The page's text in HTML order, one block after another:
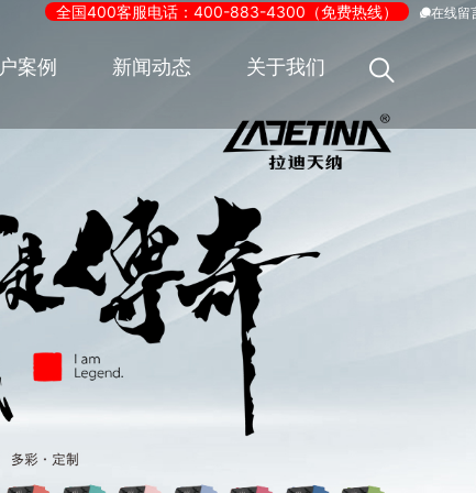
全国400客服电话：400-883-4300（免费热线） 在线留
案例 新闻动态 关于我们